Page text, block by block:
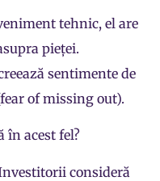
tehnic, el are
pieței.
sentimente de
of missing out).
în acest fel?
consideră